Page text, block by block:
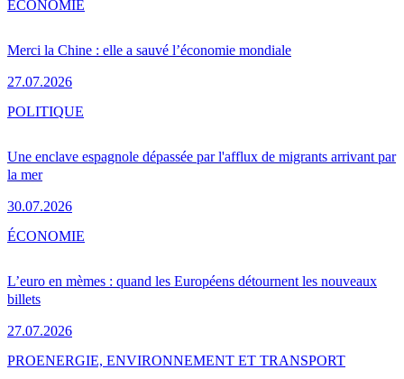
Merci la Chine : elle a sauvé l’économie mondiale
27.07.2026
ÉCONOMIE
Une enclave espagnole dépassée par l'afflux de migrants arrivant par
la mer
30.07.2026
POLITIQUE
L’euro en mèmes : quand les Européens détournent les nouveaux
billets
27.07.2026
ÉCONOMIE
PROENERGIE, ENVIRONNEMENT ET TRANSPORT